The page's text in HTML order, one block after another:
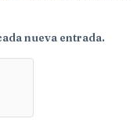
nueva entrada.